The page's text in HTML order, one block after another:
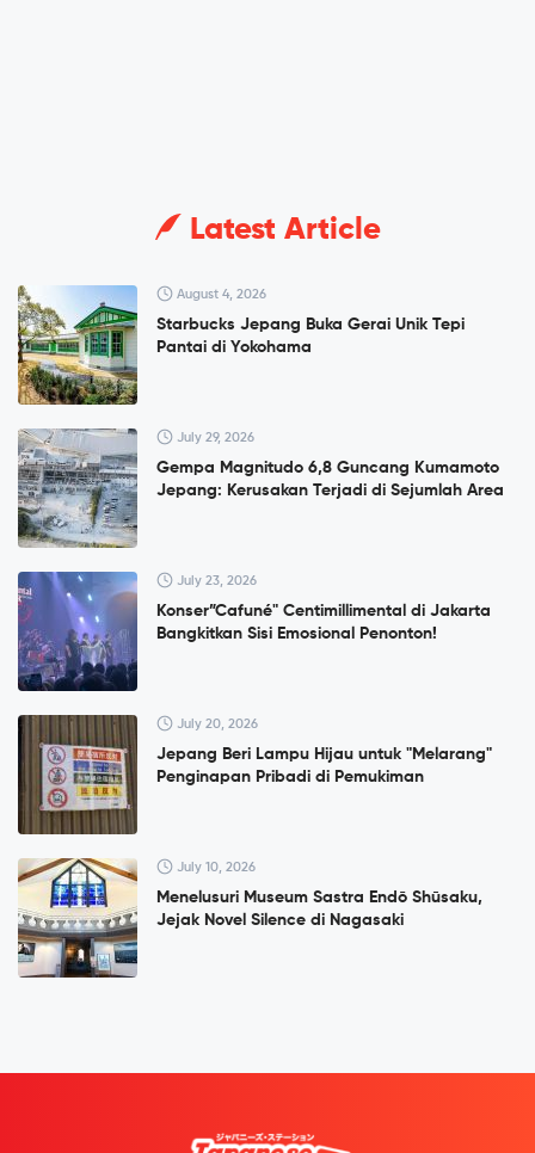
Latest Article
August 4, 2026
Starbucks Jepang Buka Gerai Unik Tepi
Pantai di Yokohama
July 29, 2026
Gempa Magnitudo 6,8 Guncang Kumamoto
Jepang: Kerusakan Terjadi di Sejumlah Area
July 23, 2026
Konser”Cafuné" Centimillimental di Jakarta
Bangkitkan Sisi Emosional Penonton!
July 20, 2026
Jepang Beri Lampu Hijau untuk "Melarang"
Penginapan Pribadi di Pemukiman
July 10, 2026
Menelusuri Museum Sastra Endō Shūsaku,
Jejak Novel Silence di Nagasaki